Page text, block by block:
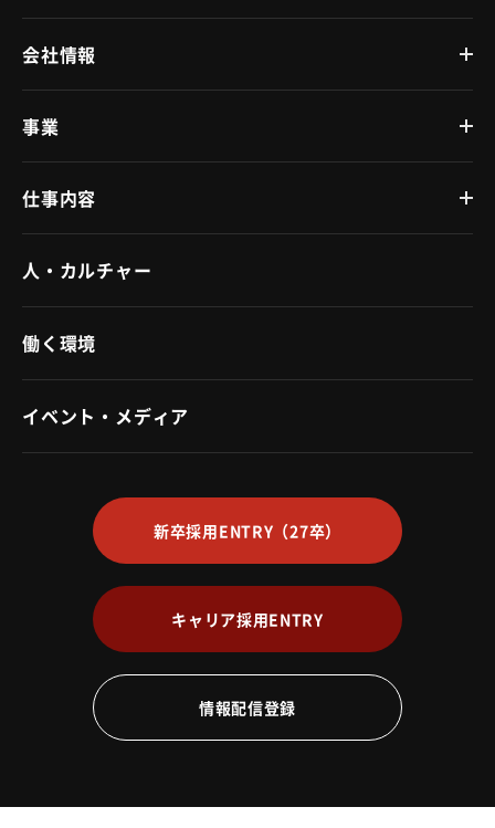
会社情報
事業
仕事内容
人・カルチャー
働く環境
イベント・メディア
新卒採用ENTRY （27卒）
キャリア採用ENTRY
情報配信登録